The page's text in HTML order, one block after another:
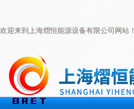
欢迎来到上海熠恒能源设备有限公司网站！